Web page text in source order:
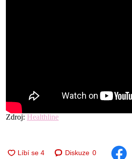
Zdroj: Healthline
Diskuze 0